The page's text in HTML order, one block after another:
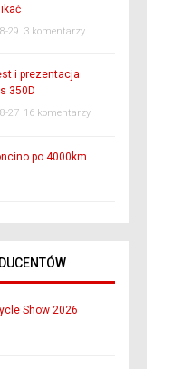
29 3 komentarzy
i prezentacja
350D
27 16 komentarzy
po 4000km
Show 2026